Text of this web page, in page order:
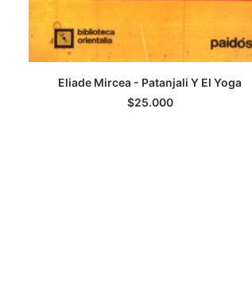
AGREGAR AL CARRITO
Eliade Mircea - Patanjali Y El Yoga
$25.000